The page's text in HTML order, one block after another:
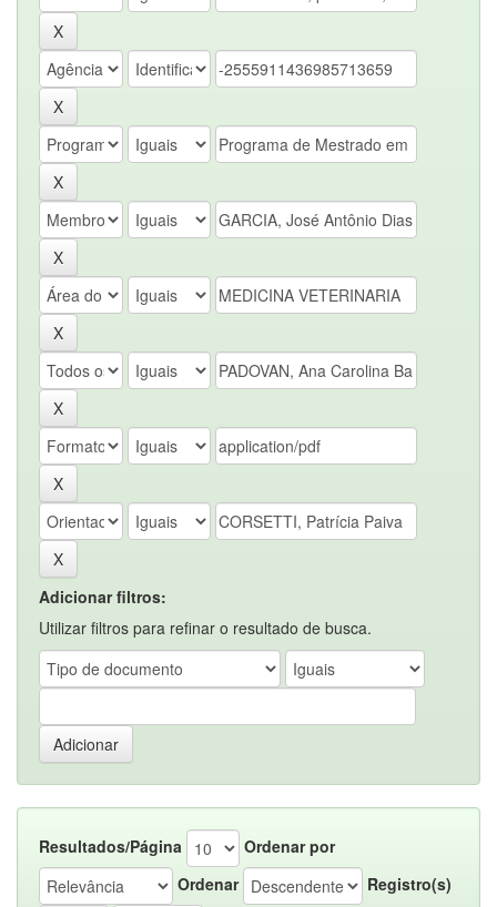
Adicionar filtros:
Utilizar filtros para refinar o resultado de busca.
Resultados/Página
Ordenar por
Ordenar
Registro(s)